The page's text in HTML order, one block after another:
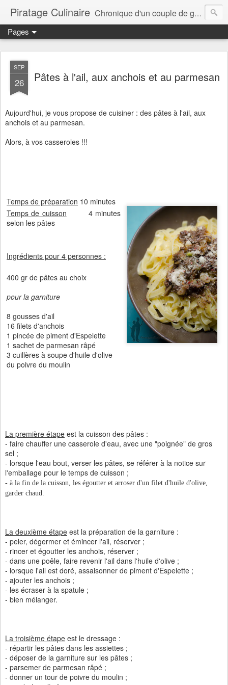
Piratage Culinaire Chronique d'un couple de gourmands
Pages
SEP
26 Pâtes à l'ail, aux anchois et au parmesan
Aujourd'hui, je vous propose de cuisiner : des pâtes à l'ail, aux
anchois et au parmesan.
Alors, à vos casseroles !!!
Temps de préparation 10 minutes
Temps de cuisson 4 minutes
selon les pâtes
Ingrédients pour 4 personnes :
400 gr de pâtes au choix
pour la garniture
8 gousses d'ail
16 filets d'anchois
1 pincée de piment d'Espelette
1 sachet de parmesan râpé
3 cuillères à soupe d'huile d'olive
du poivre du moulin
La première étape est la cuisson des pâtes :
- faire chauffer une casserole d'eau, avec une "poignée" de gros
sel ;
- lorsque l'eau bout, verser les pâtes, se référer à la notice sur
l'emballage pour le temps de cuisson ;
- à la fin de la cuisson, les égoutter et arroser d'un filet d'huile d'olive,
garder chaud.
La deuxième étape est la préparation de la garniture :
- peler, dégermer et émincer l'ail, réserver ;
- rincer et égoutter les anchois, réserver ;
- dans une poêle, faire revenir l'ail dans l'huile d'olive ;
- lorsque l'ail est doré, assaisonner de piment d'Espelette ;
- ajouter les anchois ;
- les écraser à la spatule ;
- bien mélanger.
La troisième étape est le dressage :
- répartir les pâtes dans les assiettes ;
- déposer de la garniture sur les pâtes ;
- parsemer de parmesan râpé ;
- donner un tour de poivre du moulin ;